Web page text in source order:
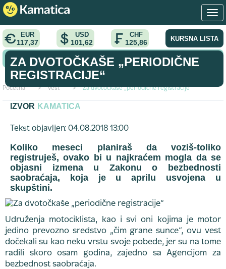
EUR
117,37
USD
101,62
CHF
125,86 KURSNA LISTA
KONVERTOR VALUTA
Početna > vest > Za dvotočkaše „periodične registracije“
ZA DVOTOČKAŠE „PERIODIČNE
REGISTRACIJE“
IZVOR KAMATICA
Tekst objavljen: 04.08.2018 13:00
Koliko meseci planiraš da voziš-toliko
registruješ, ovako bi u najkraćem mogla da se
objasni izmena u Zakonu o bezbednosti
saobraćaja, koja je u aprilu usvojena u
skupštini.
Udruženja motociklista, kao i svi oni kojima je motor
jedino prevozno sredstvo „čim grane sunce“, ovu vest
dočekali su kao neku vrstu svoje pobede, jer su na tome
radili skoro osam godina, zajedno sa Agencijom za
bezbednost saobraćaja.